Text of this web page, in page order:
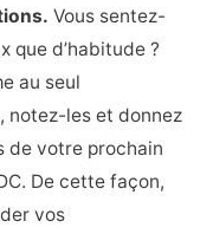
Vous sentez-
que d’habitude ?
au seul
notez-les et donnez
de votre prochain
De cette façon,
vos